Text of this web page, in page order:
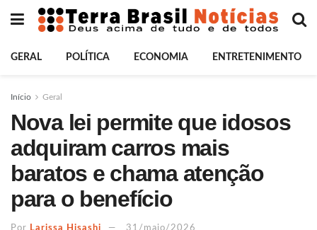
GERAL POLÍTICA ECONOMIA ENTRETENIMENTO
Início Geral
Nova lei permite que idosos
adquiram carros mais
baratos e chama atenção
para o benefício
Por Larissa Hisashi 31/maio/2026